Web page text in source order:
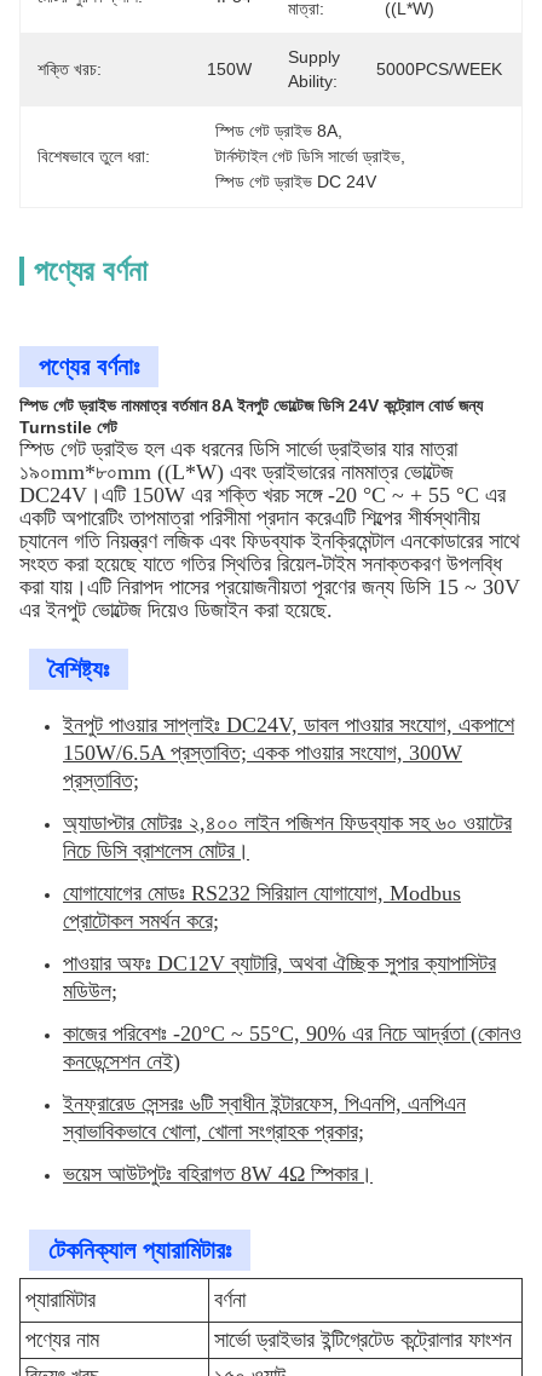
মাত্রা:
((L*W)
শক্তি খরচ: 150W
Supply
Ability:
5000PCS/WEEK
বিশেষভাবে তুলে ধরা:
স্পিড গেট ড্রাইভ 8A
টার্নস্টাইল গেট ডিসি সার্ভো ড্রাইভ
স্পিড গেট ড্রাইভ DC 24V
পণ্যের বর্ণনা
পণ্যের বর্ণনাঃ
স্পিড গেট ড্রাইভ নামমাত্র বর্তমান 8A ইনপুট ভোল্টেজ ডিসি 24V কন্ট্রোল বোর্ড জন্য
Turnstile গেট
স্পিড গেট ড্রাইভ হল এক ধরনের ডিসি সার্ভো ড্রাইভার যার মাত্রা
১৯০mm*৮০mm ((L*W) এবং ড্রাইভারের নামমাত্র ভোল্টেজ
DC24V।এটি 150W এর শক্তি খরচ সঙ্গে -20 °C ~ + 55 °C এর
একটি অপারেটিং তাপমাত্রা পরিসীমা প্রদান করেএটি শিল্পের শীর্ষস্থানীয়
চ্যানেল গতি নিয়ন্ত্রণ লজিক এবং ফিডব্যাক ইনক্রিমেন্টাল এনকোডারের সাথে
সংহত করা হয়েছে যাতে গতির স্থিতির রিয়েল-টাইম সনাক্তকরণ উপলব্ধি
করা যায়।এটি নিরাপদ পাসের প্রয়োজনীয়তা পূরণের জন্য ডিসি 15 ~ 30V
এর ইনপুট ভোল্টেজ দিয়েও ডিজাইন করা হয়েছে.
বৈশিষ্ট্যঃ
ইনপুট পাওয়ার সাপ্লাইঃ DC24V, ডাবল পাওয়ার সংযোগ, একপাশে
150W/6.5A প্রস্তাবিত; একক পাওয়ার সংযোগ, 300W
প্রস্তাবিত;
অ্যাডাপ্টার মোটরঃ ২,৪০০ লাইন পজিশন ফিডব্যাক সহ ৬০ ওয়াটের
নিচে ডিসি ব্রাশলেস মোটর।
যোগাযোগের মোডঃ RS232 সিরিয়াল যোগাযোগ, Modbus
প্রোটোকল সমর্থন করে;
পাওয়ার অফঃ DC12V ব্যাটারি, অথবা ঐচ্ছিক সুপার ক্যাপাসিটর
মডিউল;
কাজের পরিবেশঃ -20°C ~ 55°C, 90% এর নিচে আর্দ্রতা (কোনও
কনডেন্সেশন নেই)
ইনফ্রারেড সেন্সরঃ ৬টি স্বাধীন ইন্টারফেস, পিএনপি, এনপিএন
স্বাভাবিকভাবে খোলা, খোলা সংগ্রাহক প্রকার;
ভয়েস আউটপুটঃ বহিরাগত 8W 4Ω স্পিকার।
টেকনিক্যাল প্যারামিটারঃ
প্যারামিটার
বর্ণনা
পণ্যের নাম
সার্ভো ড্রাইভার ইন্টিগ্রেটেড কন্ট্রোলার ফাংশন